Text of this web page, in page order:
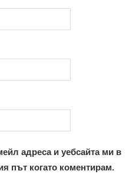
адреса и уебсайта ми в
път когато коментирам.